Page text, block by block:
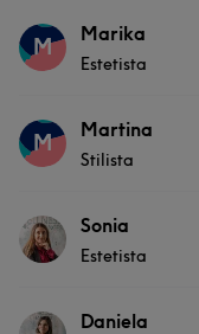
Servizi
M Marika
Estetista
Servizi
M Martina
Stilista
Servizi Sonia
Estetista
Servizi Daniela